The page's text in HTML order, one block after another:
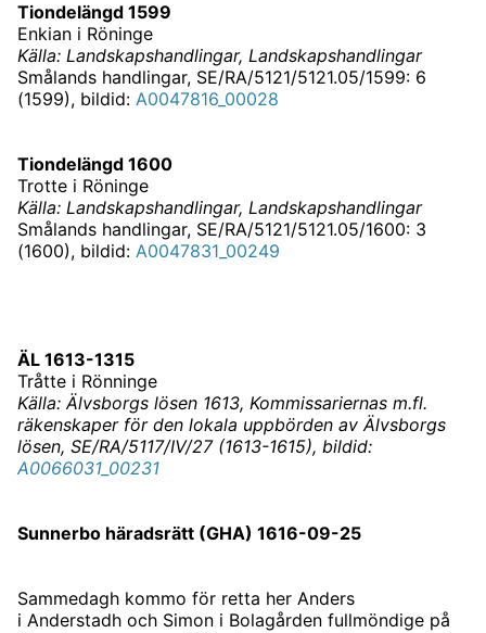
Tiondelängd 1599
Enkian i Röninge
Källa: Landskapshandlingar, Landskapshandlingar
Smålands handlingar, SE/RA/5121/5121.05/1599: 6
(1599), bildid: A0047816_00028
Tiondelängd 1600
Trotte i Röninge
Källa: Landskapshandlingar, Landskapshandlingar
Smålands handlingar, SE/RA/5121/5121.05/1600: 3
(1600), bildid: A0047831_00249
ÄL 1613-1315
Tråtte i Rönninge
Källa: Älvsborgs lösen 1613, Kommissariernas m.fl.
räkenskaper för den lokala uppbörden av Älvsborgs
lösen, SE/RA/5117/IV/27 (1613-1615), bildid:
A0066031_00231
Sunnerbo häradsrätt (GHA) 1616-09-25
Sammedagh kommo för retta her Anders
i Anderstadh och Simon i Bolagården fullmöndige på